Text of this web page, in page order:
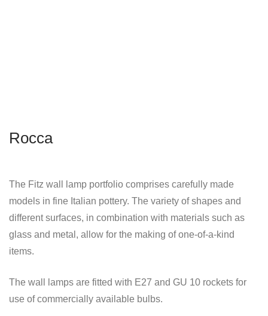
Rocca
The Fitz wall lamp portfolio comprises carefully made
models in fine Italian pottery. The variety of shapes and
different surfaces, in combination with materials such as
glass and metal, allow for the making of one-of-a-kind
items.
The wall lamps are fitted with E27 and GU 10 rockets for
use of commercially available bulbs.